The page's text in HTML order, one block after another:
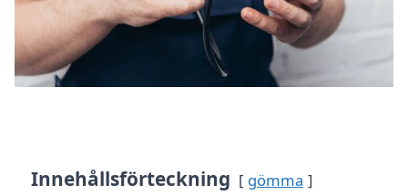
Innehållsförteckning gömma